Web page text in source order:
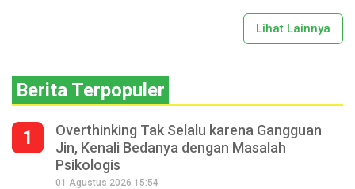
Lihat Lainnya
Berita Terpopuler
1
Overthinking Tak Selalu karena Gangguan
Jin, Kenali Bedanya dengan Masalah
Psikologis
01 Agustus 2026 15:54